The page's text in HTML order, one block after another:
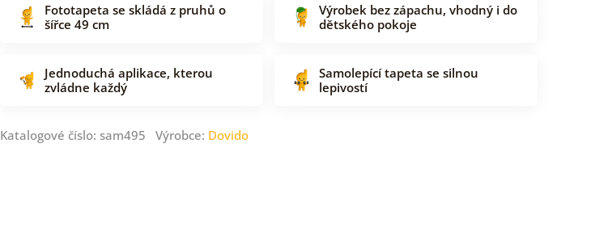
Fototapeta se skládá z pruhů o
šířce 49 cm
Výrobek bez zápachu, vhodný i do
dětského pokoje
Jednoduchá aplikace, kterou
zvládne každý
Samolepící tapeta se silnou
lepivostí
Katalogové číslo: sam495 Výrobce: Dovido